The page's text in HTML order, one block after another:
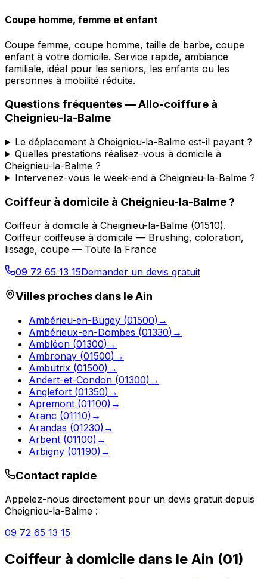
Coupe homme, femme et enfant
Coupe femme, coupe homme, taille de barbe, coupe
enfant à votre domicile. Service rapide, ambiance
familiale, idéal pour les seniors, les enfants ou les
personnes à mobilité réduite.
Questions fréquentes —Allo-coiffure à
Cheignieu-la-Balme
Le déplacement à Cheignieu-la-Balme est-il payant ?
Quelles prestations réalisez-vous à domicile à
Cheignieu-la-Balme ?
Intervenez-vous le week-end à Cheignieu-la-Balme ?
Coiffeur à domicile à Cheignieu-la-Balme?
Coiffeur à domicile à Cheignieu-la-Balme (01510).
Coiffeur coiffeuse à domicile — Brushing, coloration,
lissage, coupe — Toute la France
09 72 65 13 15Demander un devis gratuit
Villes proches dans leAin
Ambérieu-en-Bugey (01500) →
Ambérieux-en-Dombes (01330) →
Ambléon (01300) →
Ambronay (01500) →
Ambutrix (01500) →
Andert-et-Condon (01300) →
Anglefort (01350) →
Apremont (01100) →
Aranc (01110) →
Arandas (01230) →
Arbent (01100) →
Arbigny (01190) →
Contact rapide
Appelez-nous directement pour un devis gratuit depuis
Cheignieu-la-Balme :
09 72 65 13 15
Coiffeur à domicile dans le Ain (01)